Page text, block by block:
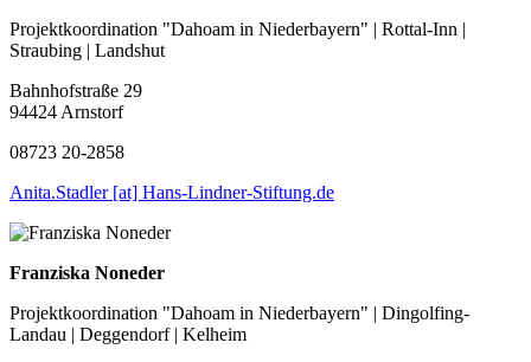
Projektkoordination "Dahoam in Niederbayern" | Rottal-Inn |
Straubing | Landshut
Bahnhofstraße 29
94424 Arnstorf
08723 20-2858
Anita.Stadler [at] Hans-Lindner-Stiftung.de
Franziska Noneder
Projektkoordination "Dahoam in Niederbayern" | Dingolfing-
Landau | Deggendorf | Kelheim